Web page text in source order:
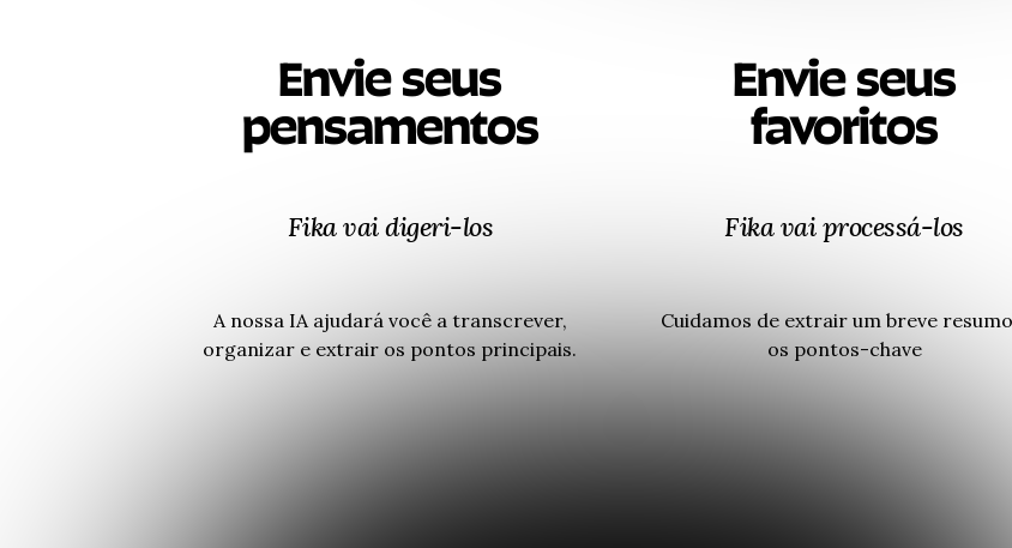
Envie seus
pensamentos
Fika vai digeri-los
A nossa IA ajudará você a transcrever,
organizar e extrair os pontos principais.
Envie seus
favoritos
Fika vai processá-los
Cuidamos de extrair um breve
os pontos-chave